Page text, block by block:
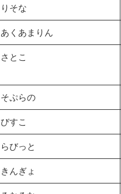
りそな
あくあまりん
さとこ
そぷらの
びすこ
らびっと
きんぎょ